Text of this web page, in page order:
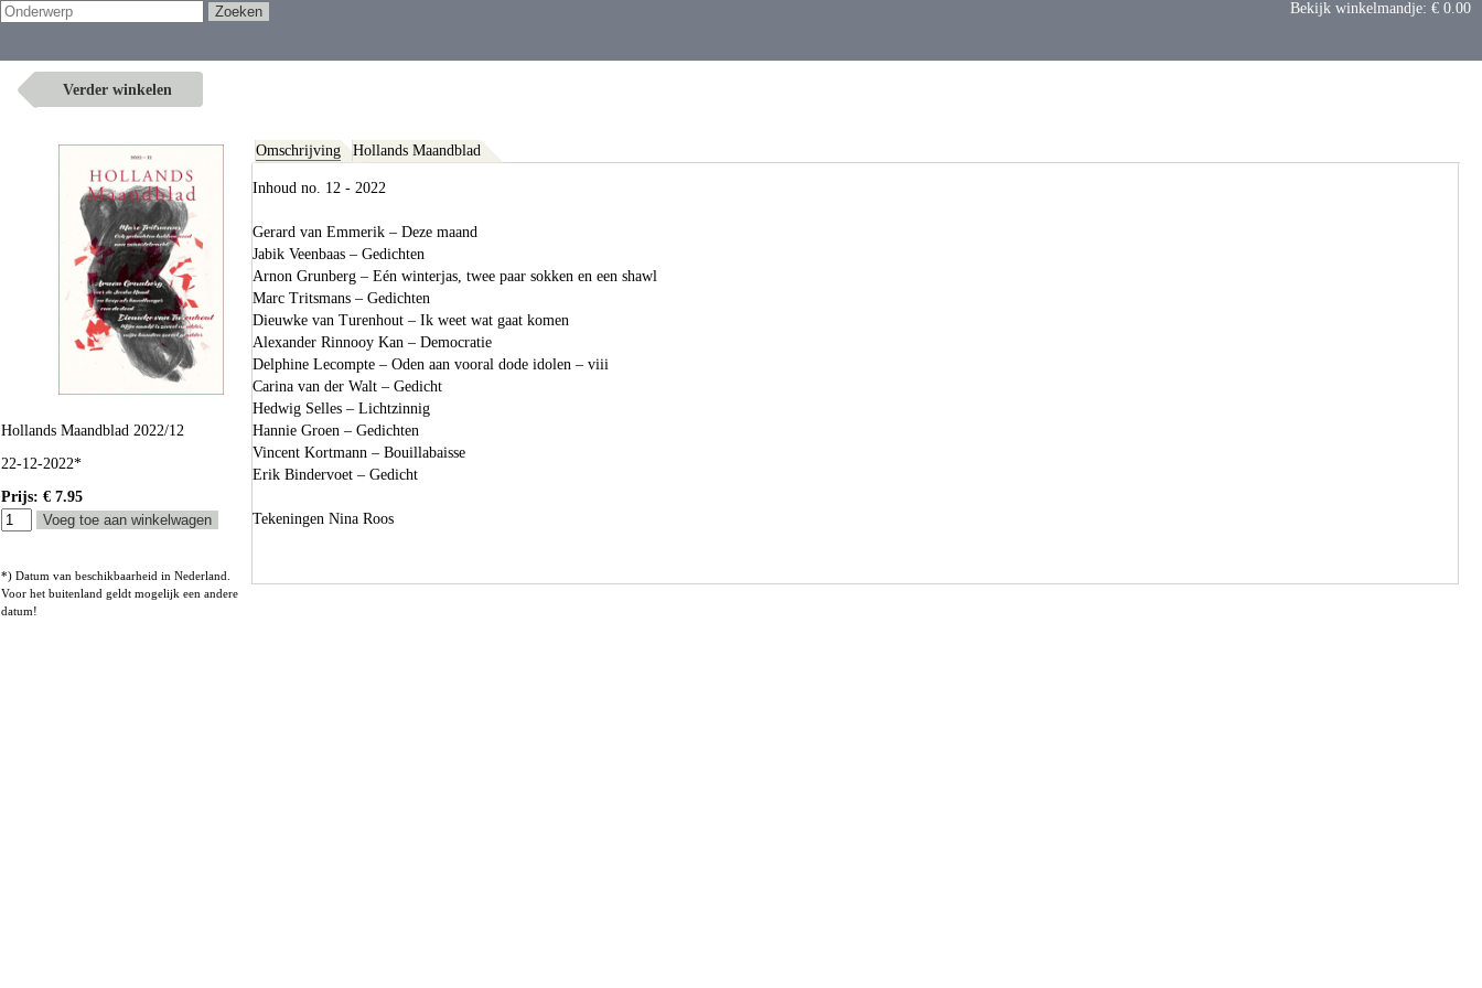
Bekijk winkelmandje: € 0.00
Verder winkelen
Omschrijving
Inhoud no. 12 - 2022
Gerard van Emmerik – Deze maand
Jabik Veenbaas – Gedichten
Arnon Grunberg – Eén winterjas, twee paar sokken en een shawl
Marc Tritsmans – Gedichten
Dieuwke van Turenhout – Ik weet wat gaat komen
Alexander Rinnooy Kan – Democratie
Delphine Lecompte – Oden aan vooral dode idolen – viii
Carina van der Walt – Gedicht
Hedwig Selles – Lichtzinnig
Hannie Groen – Gedichten
Vincent Kortmann – Bouillabaisse
Erik Bindervoet – Gedicht
Tekeningen Nina Roos
Hollands Maandblad
Hollands Maandblad 2022/12
22-12-2022*
Prijs: € 7.95
*) Datum van beschikbaarheid in Nederland.
Voor het buitenland geldt mogelijk een andere
datum!